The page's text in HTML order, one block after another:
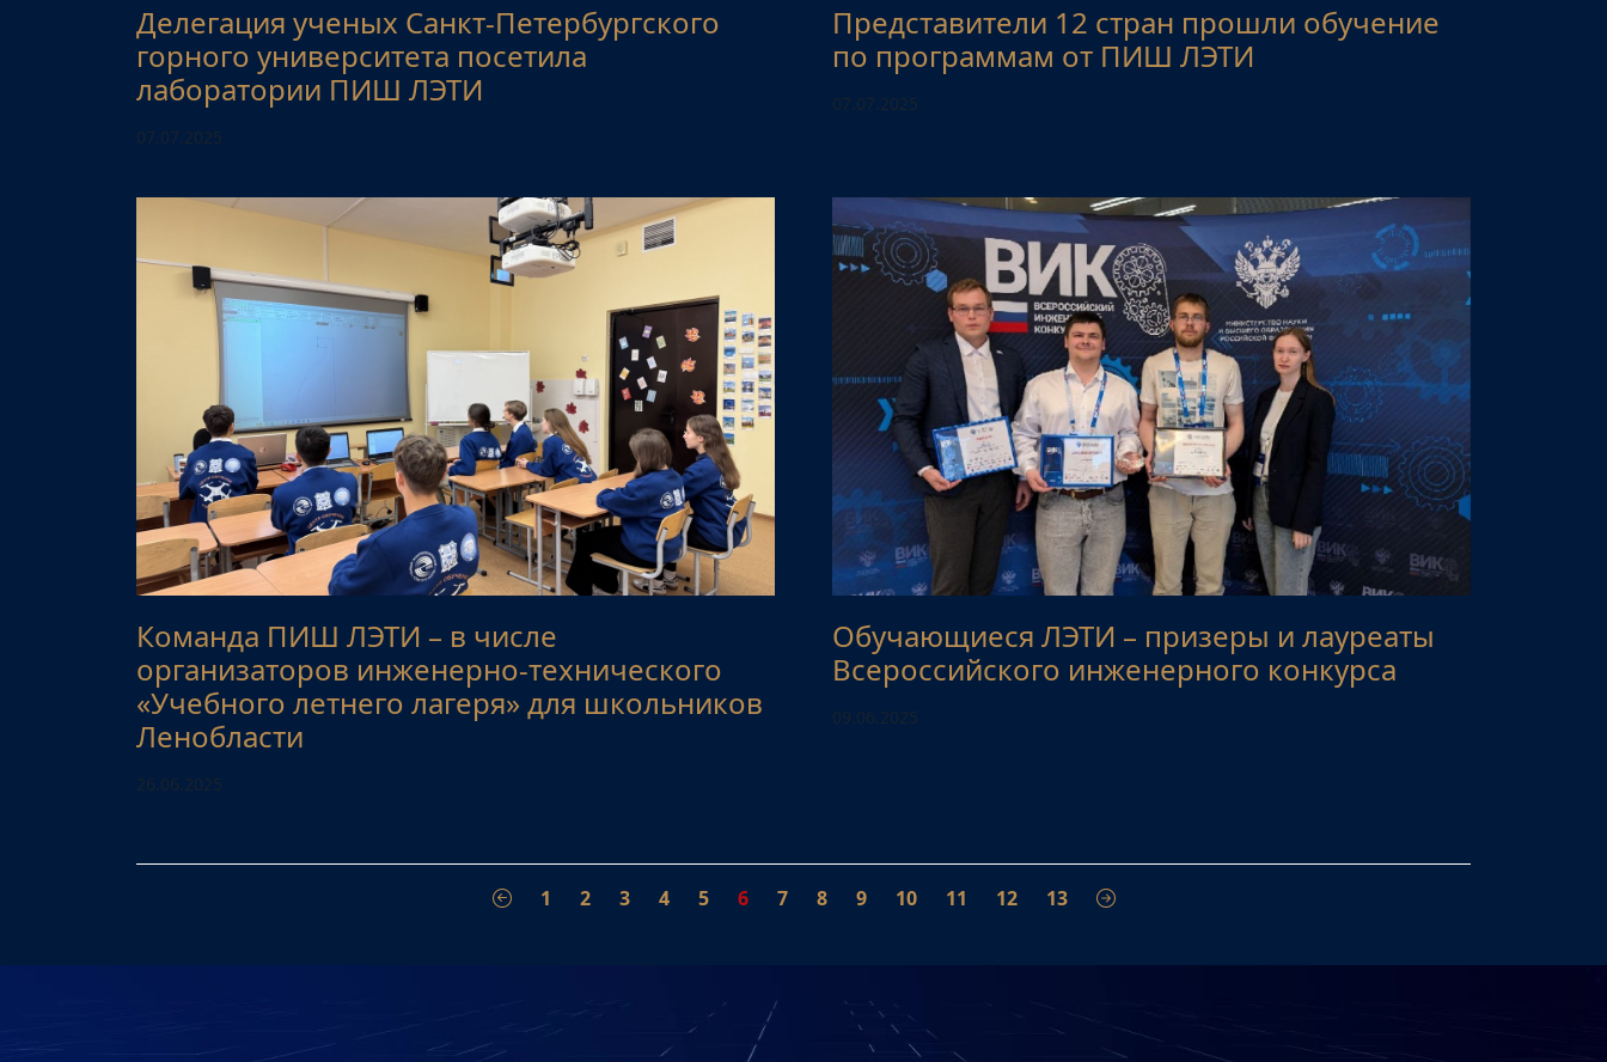
Делегация ученых Санкт-Петербургского
горного университета посетила
лаборатории ПИШ ЛЭТИ
07.07.2025
Представители 12 стран прошли обучение
по программам от ПИШ ЛЭТИ
07.07.2025
Команда ПИШ ЛЭТИ – в числе
организаторов инженерно-технического
«Учебного летнего лагеря» для школьников
Ленобласти
26.06.2025
Обучающиеся ЛЭТИ – призеры и лауреаты
Всероссийского инженерного конкурса
09.06.2025
1 2 3 4 5 6 7 8 9 10 11 12 13